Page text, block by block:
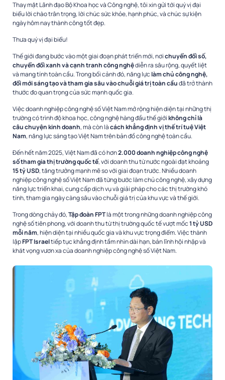
Thay mặt Lãnh đạo Bộ Khoa học và Công nghệ, tôi xin gửi tới quý vị đại
biểu lời chào trân trọng, lời chúc sức khỏe, hạnh phúc, và chúc sự kiện
ngày hôm nay thành công tốt đẹp.
Thưa quý vị đại biểu!
Thế giới đang bước vào một giai đoạn phát triển mới, nơichuyển đổi số,
chuyển đổi xanh và cạnh tranh công nghệdiễn ra sâu rộng, quyết liệt
và mang tính toàn cầu. Trong bối cảnh đó, năng lực làm chủ công nghệ,
đổi mới sáng tạo và tham gia sâu vào chuỗi giá trị toàn cầuđã trở thành
thước đo quan trọng của sức mạnh quốc gia.
Việc doanh nghiệp công nghệ số Việt Nam mở rộng hiện diện tại những thị
trường có trình độ khoa học, công nghệ hàng đầu thế giớikhông chỉ là
câu chuyện kinh doanh, mà còn làcách khẳng định vị thế trí tuệ Việt
Nam, năng lực sáng tạo Việt Nam trên bản đồ công nghệ toàn cầu.
Đến hết năm 2025, Việt Nam đã có hơn2.000 doanh nghiệp công nghệ
số tham gia thị trường quốc tế, với doanh thu từ nước ngoài đạt khoảng
15 tỷ USD, tăng trưởng mạnh mẽ so với giai đoạn trước. Nhiều doanh
nghiệp công nghệ số Việt Nam đã từng bước làm chủ công nghệ, xây dựng
năng lực triển khai, cung cấp dịch vụ và giải pháp cho các thị trường khó
tính, tham gia ngày càng sâu vào chuỗi giá trị của khu vực và thế giới.
Trong dòng chảy đó,Tập đoàn FPTlà một trong những doanh nghiệp công
nghệ số tiên phong, với doanh thu từ thị trường quốc tế vượt mốc1 tỷ USD
mỗi năm, hiện diện tại nhiều quốc gia và khu vực trọng điểm. Việc thành
lậpFPT Israeltiếp tục khẳng định tầm nhìn dài hạn, bản lĩnh hội nhập và
khát vọng vươn xa của doanh nghiệp công nghệ số Việt Nam.